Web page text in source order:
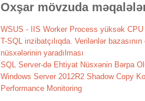
Oxşar mövzuda
WSUS - IIS Worker Process yüksək
T-SQL inzibatçılıqda. Verilənlər
nüsxələrinin yaradılması
SQL Server-də Ehtiyat Nüsxənin Bərpa
Windows Server 2012R2 Shadow Copy
Performance Monitoring